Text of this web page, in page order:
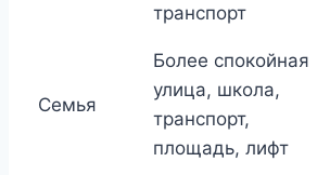
транспорт
Семья
Более спокойная
улица, школа,
транспорт,
площадь, лифт